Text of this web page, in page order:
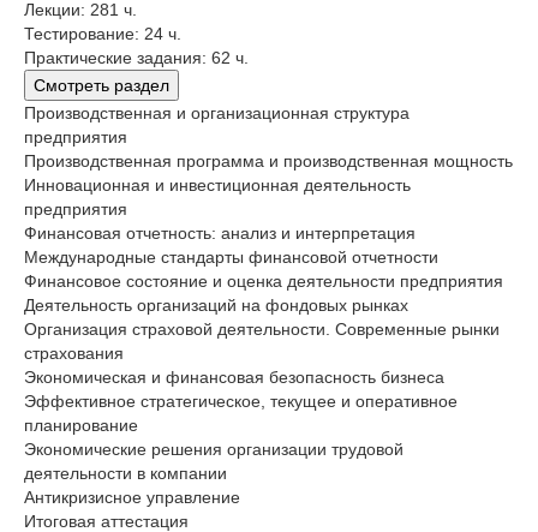
Лекции: 281 ч.
Тестирование: 24 ч.
Практические задания: 62 ч.
Смотреть раздел
Производственная и организационная структура
предприятия
Производственная программа и производственная мощность
Инновационная и инвестиционная деятельность
предприятия
Финансовая отчетность: анализ и интерпретация
Международные стандарты финансовой отчетности
Финансовое состояние и оценка деятельности предприятия
Деятельность организаций на фондовых рынках
Организация страховой деятельности. Современные рынки
страхования
Экономическая и финансовая безопасность бизнеса
Эффективное стратегическое, текущее и оперативное
планирование
Экономические решения организации трудовой
деятельности в компании
Антикризисное управление
Итоговая аттестация